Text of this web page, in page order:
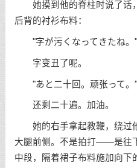
她摸到他的脊柱时说了话
后背的衬衫布料：
"字が污くなってきたね。"
字变丑了呢。
"あと二十回。顽张って。"
还剩二十遍。加油。
她的右手拿起教鞭，绕过
大腿前侧。不是拍打——是往
中段，隔着裙子布料施加向下